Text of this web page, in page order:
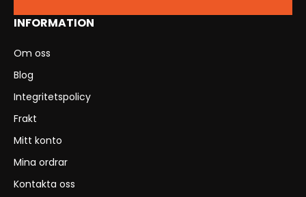
INFORMATION
Om oss
Blog
Integritetspolicy
Frakt
Mitt konto
Mina ordrar
Kontakta oss